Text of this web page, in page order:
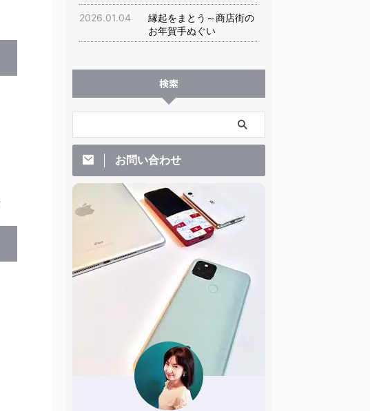
2026.01.04
縁起をまとう～商店街の
お年賀手ぬぐい
検索
お問い合わせ